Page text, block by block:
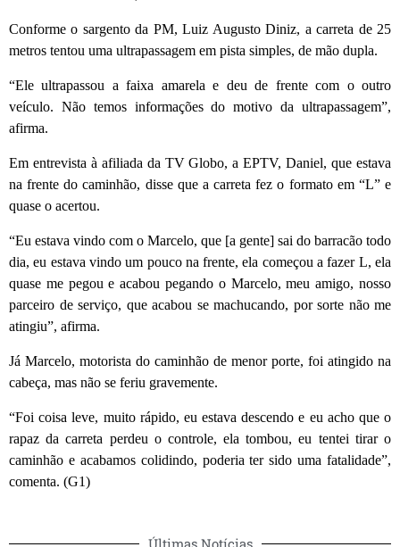
Conforme o sargento da PM, Luiz Augusto Diniz, a carreta de 25
metros tentou uma ultrapassagem em pista simples, de mão dupla.
“Ele ultrapassou a faixa amarela e deu de frente com o outro
veículo. Não temos informações do motivo da ultrapassagem”,
afirma.
Em entrevista à afiliada da TV Globo, a EPTV, Daniel, que estava
na frente do caminhão, disse que a carreta fez o formato em “L” e
quase o acertou.
“Eu estava vindo com o Marcelo, que [a gente] sai do barracão todo
dia, eu estava vindo um pouco na frente, ela começou a fazer L, ela
quase me pegou e acabou pegando o Marcelo, meu amigo, nosso
parceiro de serviço, que acabou se machucando, por sorte não me
atingiu”, afirma.
Já Marcelo, motorista do caminhão de menor porte, foi atingido na
cabeça, mas não se feriu gravemente.
“Foi coisa leve, muito rápido, eu estava descendo e eu acho que o
rapaz da carreta perdeu o controle, ela tombou, eu tentei tirar o
caminhão e acabamos colidindo, poderia ter sido uma fatalidade”,
comenta. (G1)